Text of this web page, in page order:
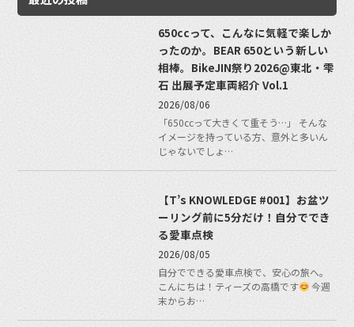
650ccって、こんなに気軽で楽しか
ったのか。BEAR 650という新しい
相棒。BikeJIN祭り2026@東北・雫
石 出展予定車両紹介 Vol.1
2026/08/06
「650ccって大きくて重そう…」 そんな
イメージを持っている方、意外と多いん
じゃないでしょ…
【T’s KNOWLEDGE #001】お盆ツ
ーリング前に5分だけ！自分ででき
る愛車点検
2026/08/05
自分でできる愛車点検で、安心の旅へ。
こんにちは！ティーズの高橋です
今週
末からお…